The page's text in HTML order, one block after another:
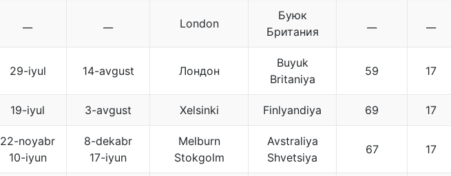
London
Буюк
Британия
29-iyul 14-avgust Лондон
Buyuk
Britaniya
59 17
19-iyul 3-avgust Xelsinki Finlyandiya 69 17
22-noyabr
10-iyun
8-dekabr
17-iyun
Melburn
Stokgolm
Avstraliya
Shvetsiya
67 17